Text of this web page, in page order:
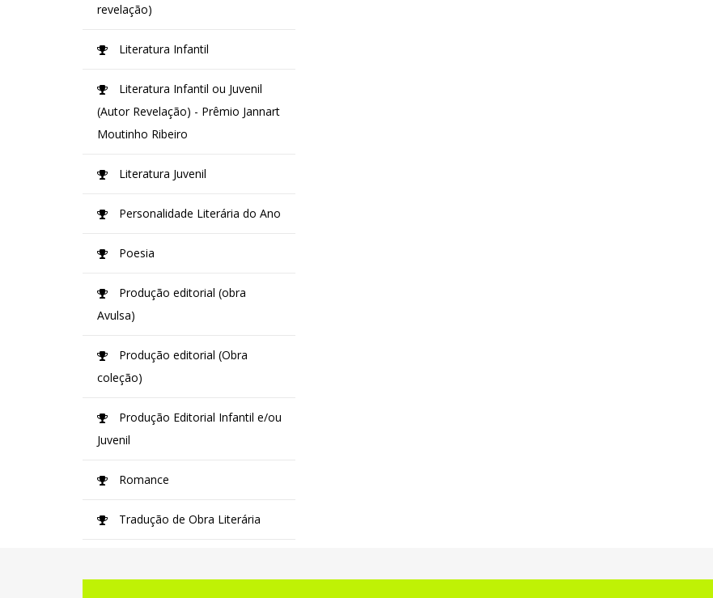
revelação)
Literatura Infantil
Literatura Infantil ou Juvenil
(Autor Revelação) - Prêmio Jannart
Moutinho Ribeiro
Literatura Juvenil
Personalidade Literária do Ano
Poesia
Produção editorial (obra
Avulsa)
Produção editorial (Obra
coleção)
Produção Editorial Infantil e/ou
Juvenil
Romance
Tradução de Obra Literária